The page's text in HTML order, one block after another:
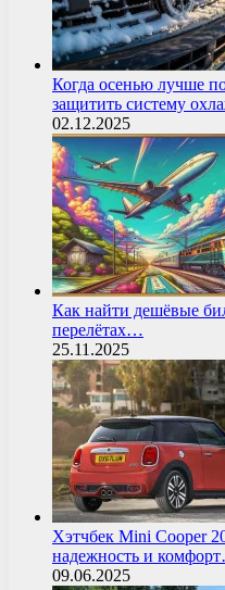
Когда осенью лучше
защитить систему
02.12.2025
Как найти дешёвые
перелётах…
25.11.2025
Хэтчбек Mini Cooper
надежность и
09.06.2025